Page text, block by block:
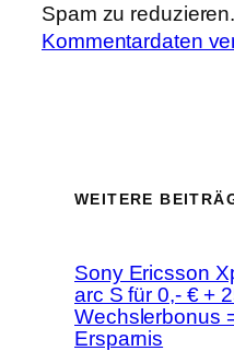
Spam zu reduzieren.
Kommentardaten
WEITERE
Sony Ericsson
arc S für 0,- € +
Wechslerbonus
Ersparnis